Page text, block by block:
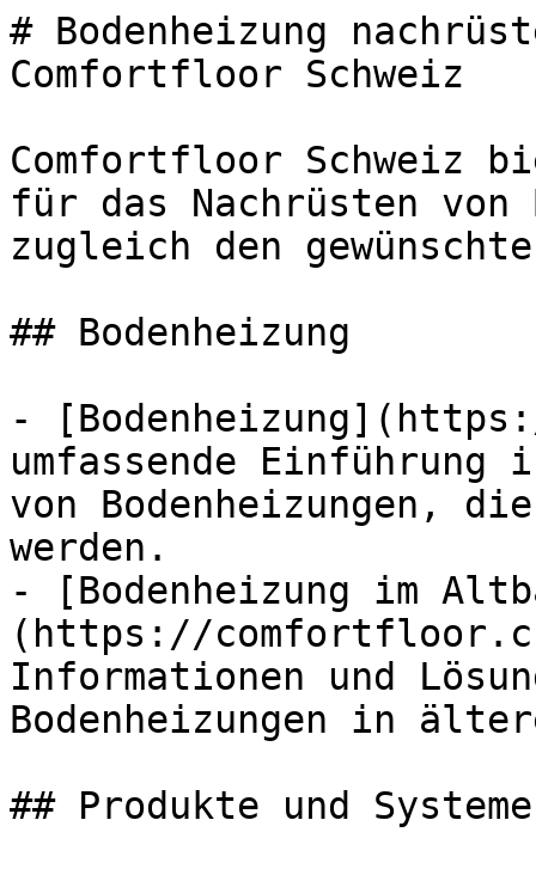
# Bodenheizung
Comfortfloor Schweiz
Comfortfloor Schweiz
für das Nachrüsten von
zugleich den
## Bodenheizung
-
umfassende
von Bodenheizungen,
werden.
- [Bodenheizung im
(https://
Informationen und
Bodenheizungen in
## Produkte und Systeme